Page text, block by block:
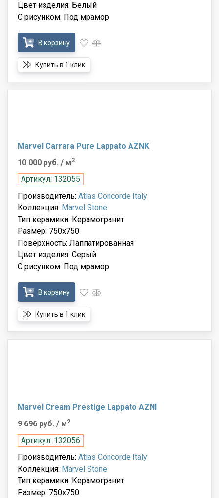
Цвет изделия: Белый
С рисунком: Под мрамор
В корзину
Купить в 1 клик
Marvel Carrara Pure Lappato AZNK
10 000 руб. / м2
Артикул: 132055
Производитель: Atlas Concorde Italy
Коллекция: Marvel Stone
Тип керамики: Керамогранит
Размер: 750x750
Поверхность: Лаппатированная
Цвет изделия: Серый
С рисунком: Под мрамор
В корзину
Купить в 1 клик
Marvel Cream Prestige Lappato AZNI
9 696 руб. / м2
Артикул: 132056
Производитель: Atlas Concorde Italy
Коллекция: Marvel Stone
Тип керамики: Керамогранит
Размер: 750x750